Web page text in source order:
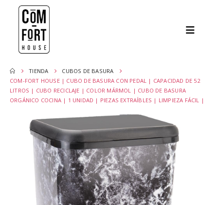
TIENDA
CUBOS DE BASURA
COM-FORT HOUSE | CUBO DE BASURA CON PEDAL | CAPACIDAD DE 52
LITROS | CUBO RECICLAJE | COLOR MÁRMOL | CUBO DE BASURA
ORGÁNICO COCINA | 1 UNIDAD | PIEZAS EXTRAÍBLES | LIMPIEZA FÁCIL |